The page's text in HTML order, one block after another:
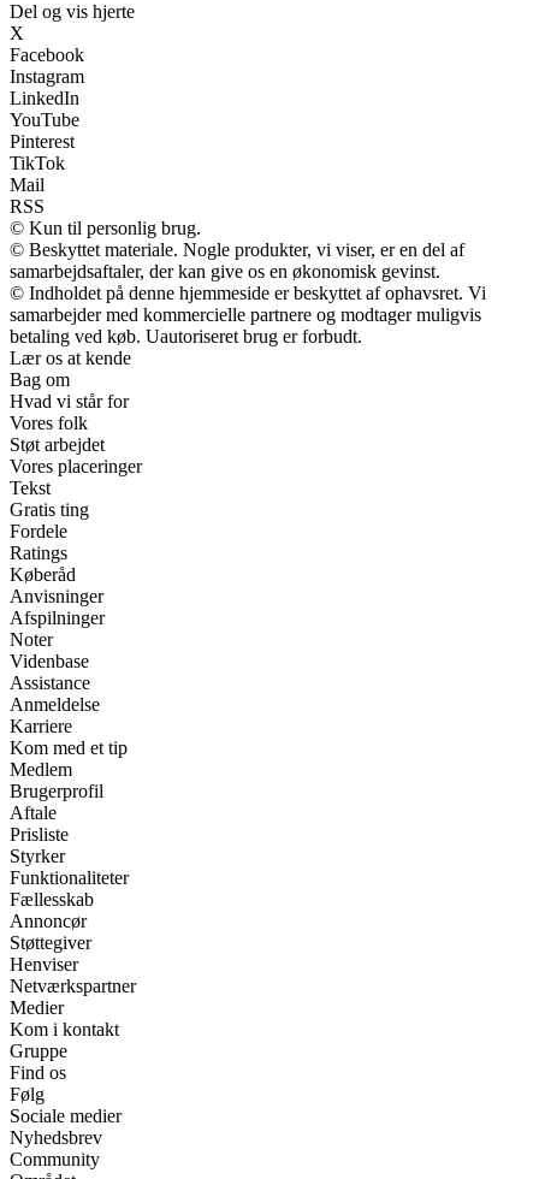
Del og vis hjerte
X
Facebook
Instagram
LinkedIn
YouTube
Pinterest
TikTok
Mail
RSS
© Kun til personlig brug.
© Beskyttet materiale. Nogle produkter, vi viser, er en del af
samarbejdsaftaler, der kan give os en økonomisk gevinst.
© Indholdet på denne hjemmeside er beskyttet af ophavsret. Vi
samarbejder med kommercielle partnere og modtager muligvis
betaling ved køb. Uautoriseret brug er forbudt.
Lær os at kende
Bag om
Hvad vi står for
Vores folk
Støt arbejdet
Vores placeringer
Tekst
Gratis ting
Fordele
Ratings
Køberåd
Anvisninger
Afspilninger
Noter
Videnbase
Assistance
Anmeldelse
Karriere
Kom med et tip
Medlem
Brugerprofil
Aftale
Prisliste
Styrker
Funktionaliteter
Fællesskab
Annoncør
Støttegiver
Henviser
Netværkspartner
Medier
Kom i kontakt
Gruppe
Find os
Følg
Sociale medier
Nyhedsbrev
Community